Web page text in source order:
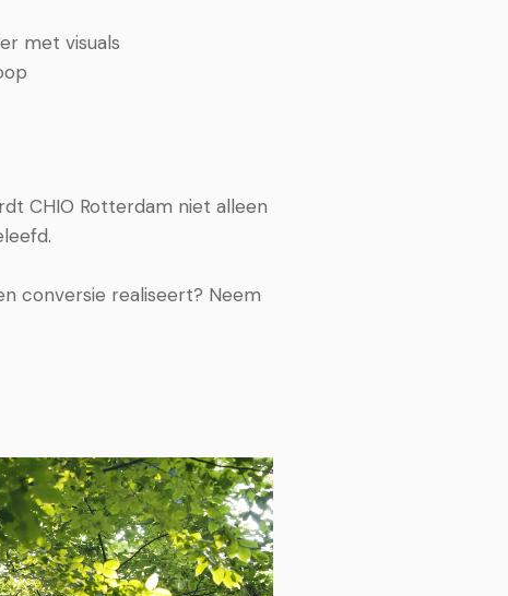
met visuals
CHIO Rotterdam niet alleen
conversie realiseert? Neem